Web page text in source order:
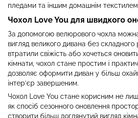
пледами та іншим домашнім
Чохол Love You для швидкого
За допомогою велюрового чохла
вигляд великого дивана без
втратили свіжість або хочеться
кімнати, чохол стане простим і
дозволяє оформити диван у більш
інтер’єр завершеним.
Чохол Love You стане корисним не
як спосіб сезонного оновлення
створити більш доглянутий вигляд